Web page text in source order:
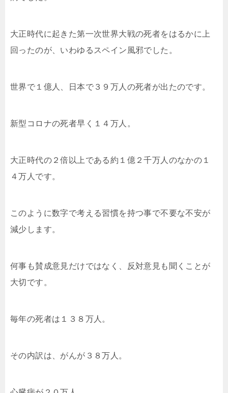
大正時代に起きた第一次世界大戦の死者をはるかに上
回ったのが、いわゆるスペイン風邪でした。
世界で１億人、日本で３９万人の死者が出たのです。
新型コロナの死者早く１４万人。
大正時代の２倍以上である約１億２千万人のなかの１
４万人です。
このように数字で考える習慣を持つ事で不要な不安が
減少します。
何事も賛成意見だけではなく、反対意見も聞くことが
大切です。
毎年の死者は１３８万人。
その内訳は、がんが３８万人。